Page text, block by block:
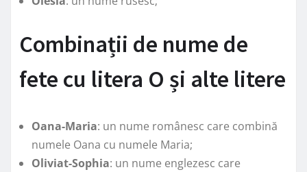
Combinații de nume de
fete cu litera O și alte litere
Oana-Maria: un nume românesc care combină
numele Oana cu numele Maria;
Oliviat-Sophia: un nume englezesc care